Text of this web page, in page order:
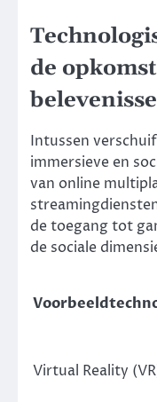
de
Intussen
immersieve en
van online
de toegang tot
de sociale
Virtual Reality